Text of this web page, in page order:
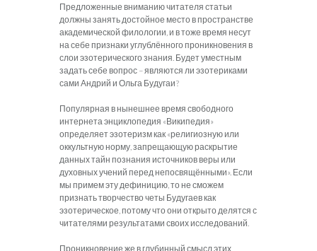
Предложенные вниманию читателя статьи
должны занять достойное место в пространстве
академической филологии, и в тоже время несут
на себе признаки углублённого проникновения в
слои эзотерического знания. Будет уместным
задать себе вопрос – являются ли эзотериками
сами Андрий и Ольга Будугаи?
Популярная в нынешнее время свободного
интернета энциклопедия «Википедия»
определяет эзотеризм как «религиозную или
оккультную норму, запрещающую раскрытие
данных тайн познания источников веры или
духовных учений перед непосвящёнными». Если
мы примем эту дефиницию, то не сможем
признать творчество четы Будугаев как
эзотерическое, потому что они открыто делятся с
читателями результатами своих исследований.
Проникновение же в глубинный смысл этих